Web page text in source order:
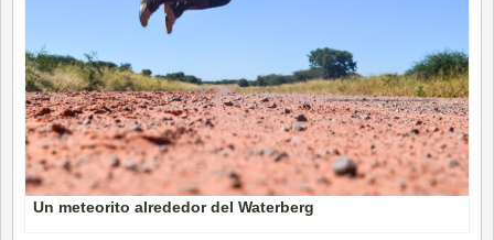
Un meteorito alrededor del Waterberg